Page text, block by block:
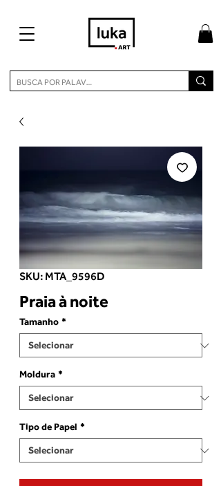
SKU: MTA_9596D
Praia à noite
Tamanho *
Moldura *
Tipo de Papel *